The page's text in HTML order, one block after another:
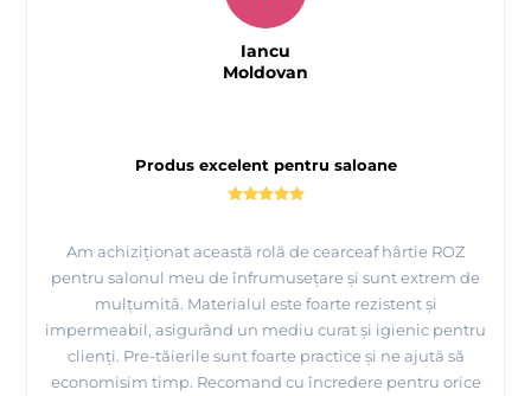
Produs excelent pentru saloane
Am achiziționat această rolă de cearceaf hârtie ROZ
pentru salonul meu de înfrumusețare și sunt extrem de
mulțumită. Materialul este foarte rezistent și
impermeabil, asigurând un mediu curat și igienic pentru
clienți. Pre-tăierile sunt foarte practice și ne ajută să
economisim timp. Recomand cu încredere pentru orice
Iancu
Moldovan